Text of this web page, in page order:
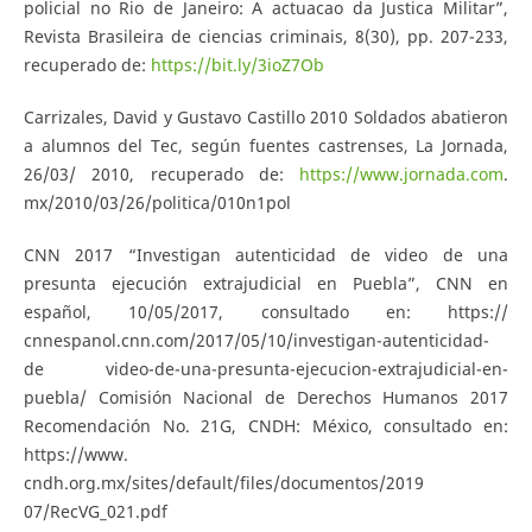
policial no Rio de Janeiro: A actuacao da Justica Militar”,
Revista Brasileira de ciencias criminais, 8(30), pp. 207-233,
recuperado de: https://bit.ly/3ioZ7Ob
Carrizales, David y Gustavo Castillo 2010 Soldados abatieron
a alumnos del Tec, según fuentes castrenses, La Jornada,
26/03/ 2010, recuperado de: https://www.jornada.com.
mx/2010/03/26/politica/010n1pol
CNN 2017 “Investigan autenticidad de video de una
presunta ejecución extrajudicial en Puebla”, CNN en
español, 10/05/2017, consultado en: https://
cnnespanol.cnn.com/2017/05/10/investigan-autenticidad-
de video-de-una-presunta-ejecucion-extrajudicial-en-
puebla/ Comisión Nacional de Derechos Humanos 2017
Recomendación No. 21G, CNDH: México, consultado en:
https://www.
cndh.org.mx/sites/default/files/documentos/2019
07/RecVG_021.pdf